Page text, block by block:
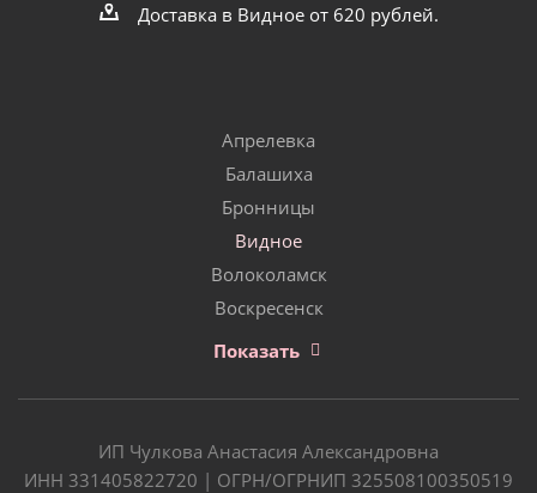
Доставка в Видное от 620 рублей.
Апрелевка
Балашиха
Бронницы
Видное
Волоколамск
Воскресенск
Показать
ИП Чулкова Анастасия Александровна
ИНН 331405822720 | ОГРН/ОГРНИП 325508100350519